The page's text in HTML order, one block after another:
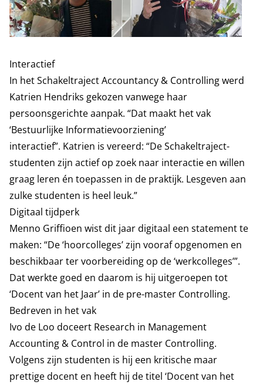
Interactief
In het Schakeltraject Accountancy & Controlling werd
Katrien Hendriks gekozen vanwege haar
persoonsgerichte aanpak. “Dat maakt het vak
‘Bestuurlijke Informatievoorziening’
interactief”. Katrien is vereerd: “De Schakeltraject-
studenten zijn actief op zoek naar interactie en willen
graag leren én toepassen in de praktijk. Lesgeven aan
zulke studenten is heel leuk.”
Digitaal tijdperk
Menno Griffioen wist dit jaar digitaal een statement te
maken: “De ‘hoorcolleges’ zijn vooraf opgenomen en
beschikbaar ter voorbereiding op de ‘werkcolleges’”.
Dat werkte goed en daarom is hij uitgeroepen tot
‘Docent van het Jaar’ in de pre-master Controlling.
Bedreven in het vak
Ivo de Loo doceert Research in Management
Accounting & Control in de master Controlling.
Volgens zijn studenten is hij een kritische maar
prettige docent en heeft hij de titel ‘Docent van het